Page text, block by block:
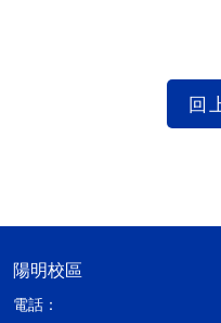
回
陽明校區
電話：